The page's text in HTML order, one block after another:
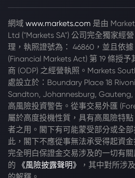
網域 www.markets.com 是由
Ltd ("Markets SA") 公司完全獨家經
理，執照證號為： 46860，並且依據
(Financial Markets Act) 第 19 條授
商 (ODP) 之經營執照。Markets
處設立於：Boundary Place 18
Sandton, Johannesburg, Gauteng,
高風險投資警告。從事交易外匯
屬於高度投機性質，具有高風險特
者之用。閣下有可能蒙受部分或全
此，閣下不應從事無法承受得起資
完全明白保證金交易涉及的一切有
的
《風險披露聲明》
，其中對所涉